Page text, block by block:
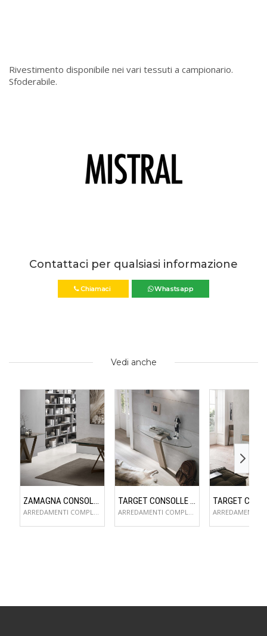
Rivestimento disponibile nei vari tessuti a campionario.
Sfoderabile.
Contattaci per qualsiasi informazione
Chiamaci Whastsapp
Vedi anche
ZAMAGNA CONSOLLE FLAME
ARREDAMENTI COMPLEMENTI D'ARREDO
TARGET CONSOLLE OMNIA
ARREDAMENTI COMPLEMENTI D'ARREDO